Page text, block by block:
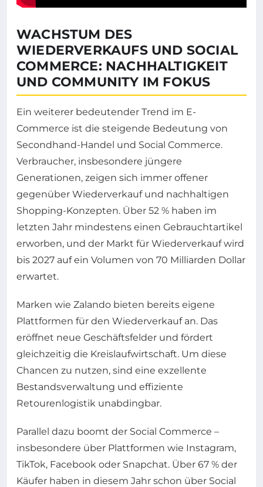
WACHSTUM DES
WIEDERVERKAUFS UND SOCIAL
COMMERCE: NACHHALTIGKEIT
UND COMMUNITY IM FOKUS
Ein weiterer bedeutender Trend im E-
Commerce ist die steigende Bedeutung von
Secondhand-Handel und Social Commerce.
Verbraucher, insbesondere jüngere
Generationen, zeigen sich immer offener
gegenüber Wiederverkauf und nachhaltigen
Shopping-Konzepten. Über 52 % haben im
letzten Jahr mindestens einen Gebrauchtartikel
erworben, und der Markt für Wiederverkauf wird
bis 2027 auf ein Volumen von 70 Milliarden Dollar
erwartet.
Marken wie Zalando bieten bereits eigene
Plattformen für den Wiederverkauf an. Das
eröffnet neue Geschäftsfelder und fördert
gleichzeitig die Kreislaufwirtschaft. Um diese
Chancen zu nutzen, sind eine exzellente
Bestandsverwaltung und effiziente
Retourenlogistik unabdingbar.
Parallel dazu boomt der Social Commerce –
insbesondere über Plattformen wie Instagram,
TikTok, Facebook oder Snapchat. Über 67 % der
Käufer haben in diesem Jahr schon über Social